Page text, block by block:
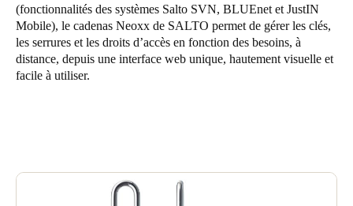
FinnishEnglish
Enregistrer la nouvelle sélection comme choix par défaut
(fonctionnalités des systèmes Salto SVN, BLUEnet et JustIN
Mobile), le cadenas Neoxx de SALTO permet de gérer les clés,
les serrures et les droits d’accès en fonction des besoins, à
distance, depuis une interface web unique, hautement visuelle et
facile à utiliser.